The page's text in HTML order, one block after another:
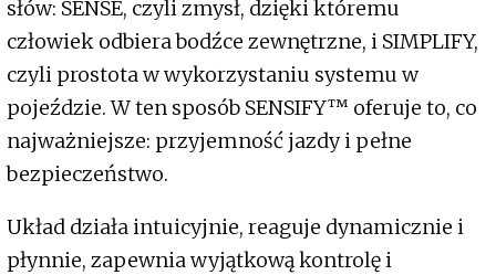
słów: SENSE, czyli zmysł, dzięki któremu
człowiek odbiera bodźce zewnętrzne, i SIMPLIFY,
czyli prostota w wykorzystaniu systemu w
pojeździe. W ten sposób SENSIFY™ oferuje to, co
najważniejsze: przyjemność jazdy i pełne
bezpieczeństwo.
Układ działa intuicyjnie, reaguje dynamicznie i
płynnie, zapewnia wyjątkową kontrolę i